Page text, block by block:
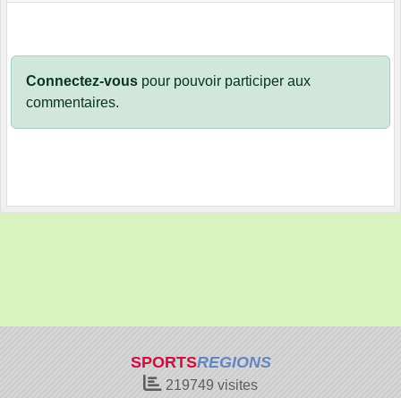
Connectez-vous pour pouvoir participer aux
commentaires.
SPORTSREGIONS
219749 visites